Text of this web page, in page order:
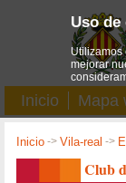
Inicio Mapa
Inicio ->Vila-real ->
Club
Uso
Utilizamos
mejorar